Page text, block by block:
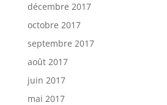
décembre 2017
octobre 2017
septembre 2017
août 2017
juin 2017
mai 2017